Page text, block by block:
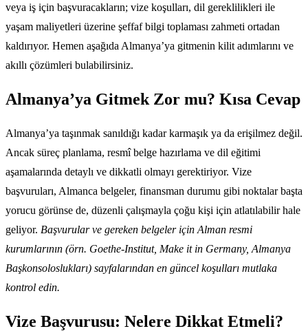
veya iş için başvuracakların; vize koşulları, dil gereklilikleri ile
yaşam maliyetleri üzerine şeffaf bilgi toplaması zahmeti ortadan
kaldırıyor. Hemen aşağıda Almanya’ya gitmenin kilit adımlarını ve
akıllı çözümleri bulabilirsiniz.
Almanya’ya Gitmek Zor mu? Kısa Cevap
Almanya’ya taşınmak sanıldığı kadar karmaşık ya da erişilmez değil.
Ancak süreç planlama, resmî belge hazırlama ve dil eğitimi
aşamalarında detaylı ve dikkatli olmayı gerektiriyor. Vize
başvuruları, Almanca belgeler, finansman durumu gibi noktalar başta
yorucu görünse de, düzenli çalışmayla çoğu kişi için atlatılabilir hale
geliyor. Başvurular ve gereken belgeler için Alman resmi
kurumlarının (örn. Goethe-Institut, Make it in Germany, Almanya
Başkonsoloslukları) sayfalarından en güncel koşulları mutlaka
kontrol edin.
Vize Başvurusu: Nelere Dikkat Etmeli?